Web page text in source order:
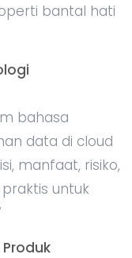
bantal hati
bahasa
data di cloud
manfaat, risiko,
untuk